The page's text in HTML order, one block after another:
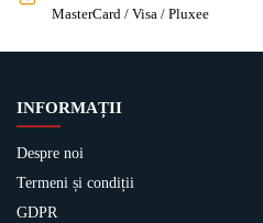
MasterCard / Visa / Pluxee
INFORMAȚII
Despre noi
Termeni și condiții
GDPR